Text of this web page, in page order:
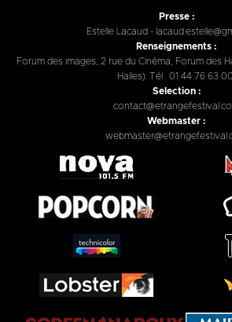
Presse :
Estelle Lacaud -
Renseignements :
Forum des images, 2 rue du Cinéma, Forum des
Halles). Tél : 01 44 76 63 00.
Selection :
Webmaster :